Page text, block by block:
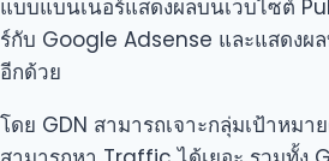
แบบแบนเนอร์แสดงผลบนเว็บไซต์
ร์กับ Google Adsense และแสดงผ
อีกด้วย
โดย GDN สามารถเจาะกลุ่มเป้าหม